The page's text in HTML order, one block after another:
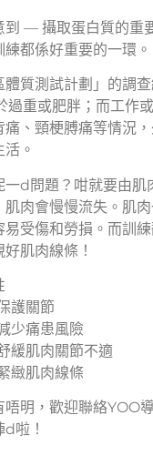
到 — 攝取蛋白質的重
都係好重要的一環。
體質測試計劃」的調
重或肥胖；而工作
、頸梗膊痛等情況
。
d問題？咁就要由肌
肌肉會慢慢流失。肌
易受傷和勞損。而訓
肌肉線條！
護關節
少痛患風險
緩肌肉關節不適
緻肌肉線條
明，歡迎聯絡YOO
啦！